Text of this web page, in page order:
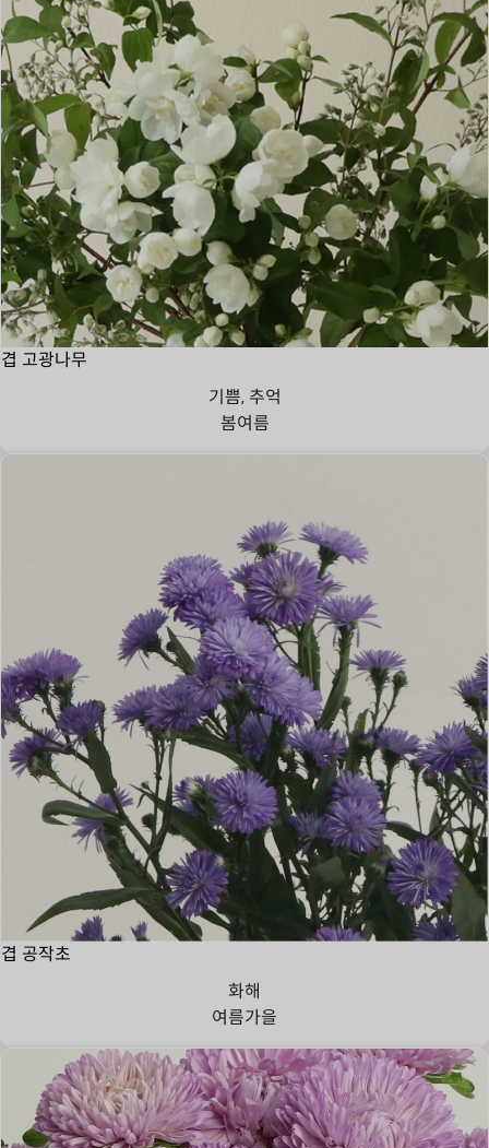
겹 고광나무
기쁨, 추억
봄여름
겹 공작초
화해
여름가을